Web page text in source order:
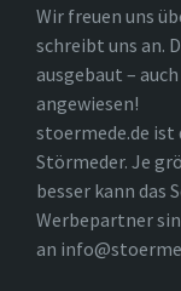
Wir freuen uns
schreibt uns an.
ausgebaut –
angewiesen!
stoermede.de
Störmeder. Je
besser kann das
Werbepartner
an